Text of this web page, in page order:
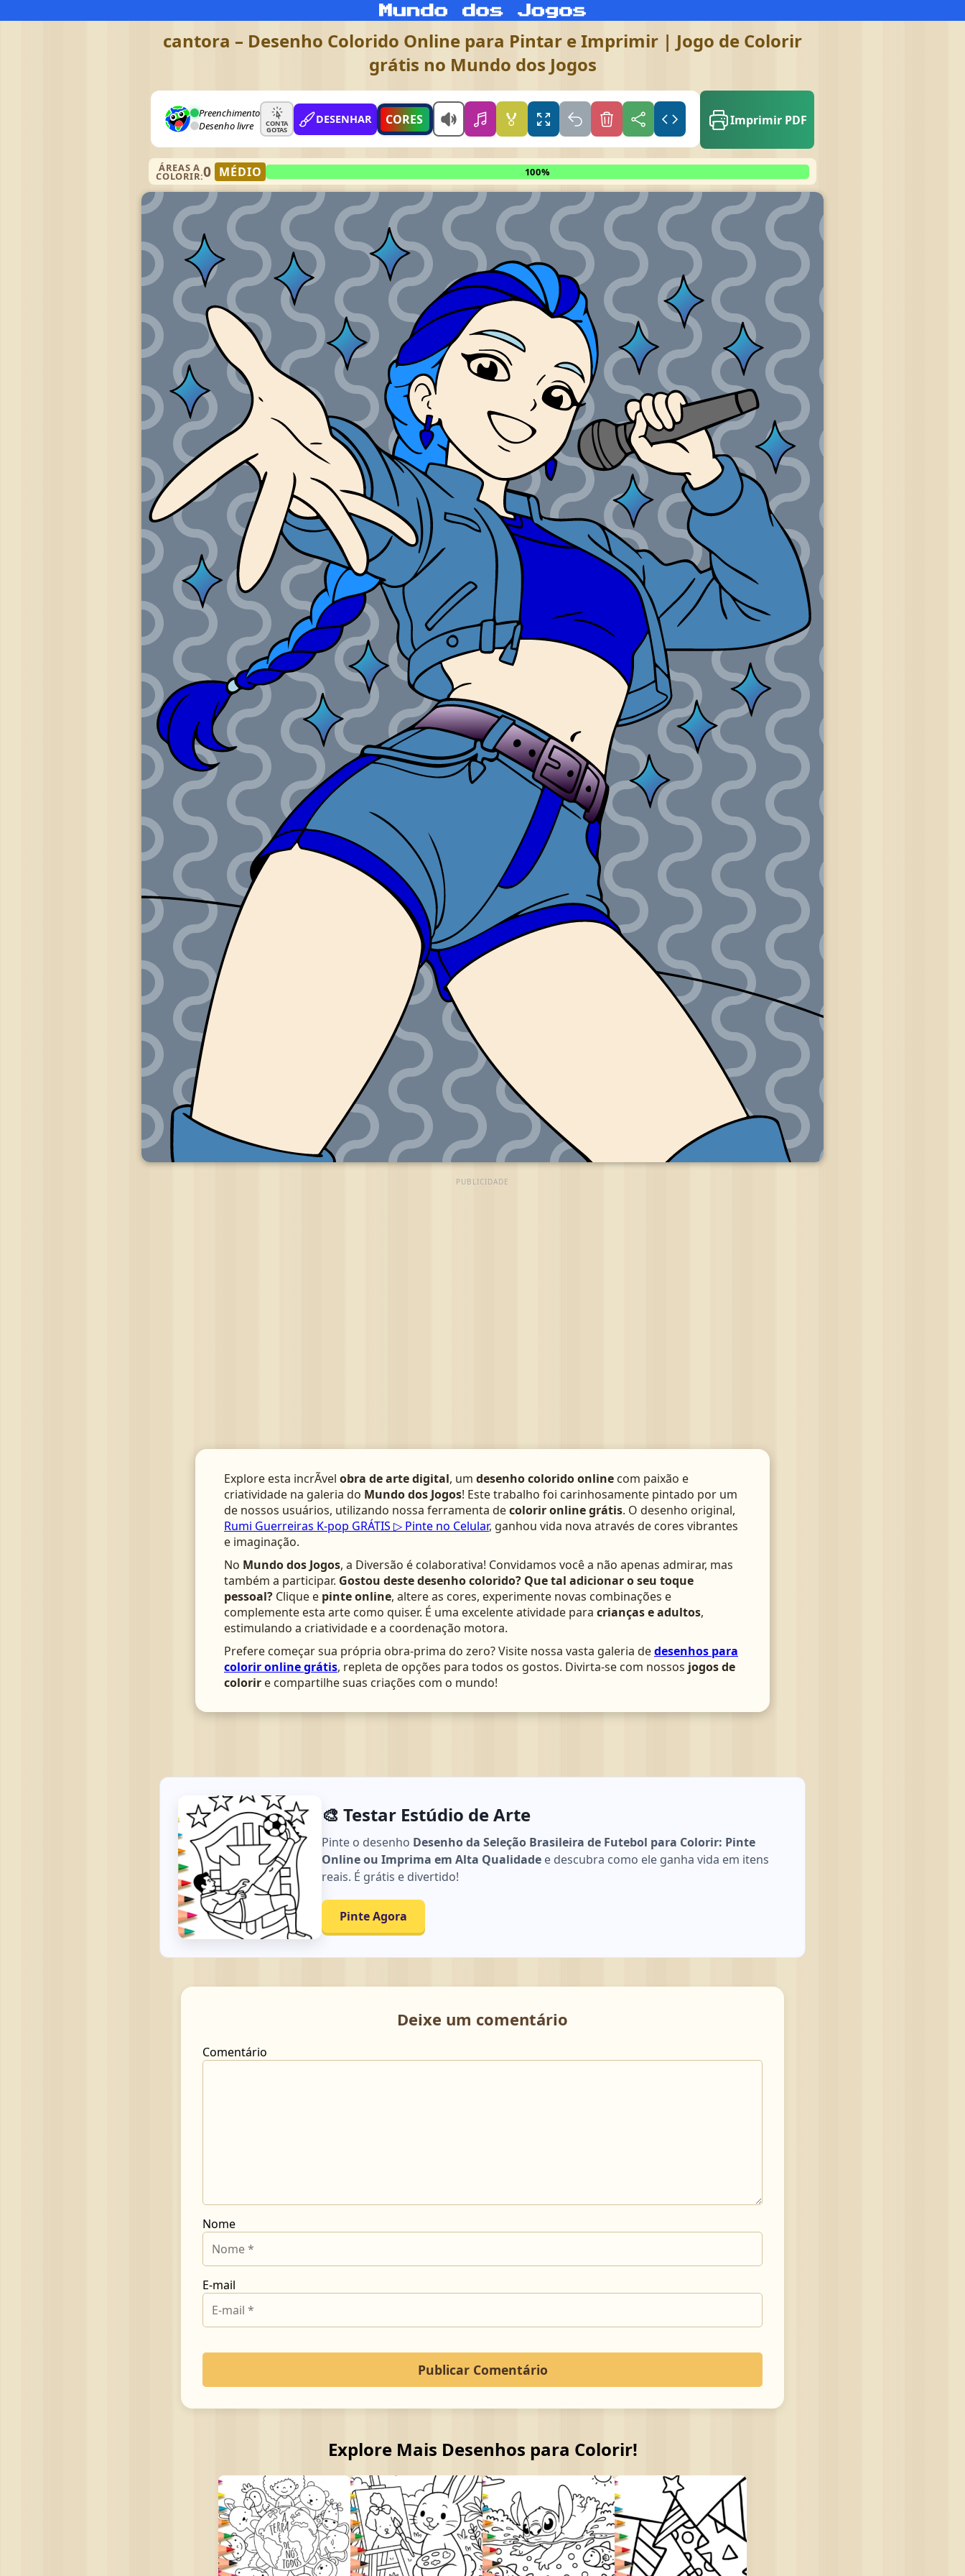
cantora – Desenho Colorido Online para Pintar e Imprimir | Jogo de Colorir
grátis no Mundo dos Jogos
Preenchimento
Desenho livre
CONTA
GOTAS
DESENHAR CORES 🏅 Imprimir PDF
ÁREAS A
COLORIR:0 MÉDIO 100%
PUBLICIDADE
Explore esta incrÃ­vel obra de arte digital, um desenho colorido online com paixão e
criatividade na galeria do Mundo dos Jogos! Este trabalho foi carinhosamente pintado por um
de nossos usuários, utilizando nossa ferramenta decolorir online grátis. O desenho original,
Rumi Guerreiras K-pop GRÁTIS ▷ Pinte no Celular, ganhou vida nova através de cores vibrantes
e imaginação.
No Mundo dos Jogos, a Diversão é colaborativa! Convidamos você a não apenas admirar, mas
também a participar. Gostou deste desenho colorido? Que tal adicionar o seu toque
pessoal? Clique e pinte online, altere as cores, experimente novas combinações e
complemente esta arte como quiser. É uma excelente atividade para crianças e adultos,
estimulando a criatividade e a coordenação motora.
Prefere começar sua própria obra-prima do zero? Visite nossa vasta galeria dedesenhos para
colorir online grátis, repleta de opções para todos os gostos. Divirta-se com nossos jogos de
colorir e compartilhe suas criações com o mundo!
🎨 Testar Estúdio de Arte
Pinte o desenho Desenho da Seleção Brasileira de Futebol para Colorir: Pinte
Online ou Imprima em Alta Qualidade e descubra como ele ganha vida em itens
reais. É grátis e divertido!
Pinte Agora
Deixe um comentário
Comentário
Nome
E-mail
Explore Mais Desenhos para Colorir!